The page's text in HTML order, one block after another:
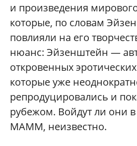
и произведения
которые, по словам
повлияли на его
нюанс: Эйзенштейн —
откровенных
которые уже
репродуцировались и
рубежом. Войдут ли они
МАММ, неизвестно.